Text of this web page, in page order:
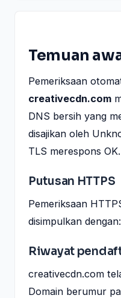
Temuan
Pemeriksaan
creativecdn.com
DNS bersih yang
disajikan oleh
TLS merespons OK.
Putusan HTTPS
Pemeriksaan
disimpulkan
Riwayat
creativecdn.com
Domain berumur